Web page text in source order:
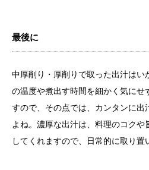
最後に
中厚削り・厚削りで取った出汁は
の温度や煮出す時間を細かく気にせ
すので、その点では、カンタンに出
よね。濃厚な出汁は、料理のコクや
してくれますので、日常的に取り置